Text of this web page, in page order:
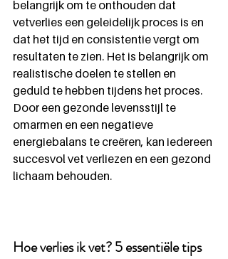
belangrijk om te onthouden dat
vetverlies een geleidelijk proces is en
dat het tijd en consistentie vergt om
resultaten te zien. Het is belangrijk om
realistische doelen te stellen en
geduld te hebben tijdens het proces.
Door een gezonde levensstijl te
omarmen en een negatieve
energiebalans te creëren, kan iedereen
succesvol vet verliezen en een gezond
lichaam behouden.
Hoe verlies ik vet? 5 essentiële tips